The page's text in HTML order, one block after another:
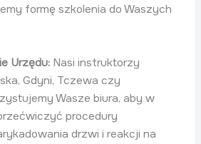
formę szkolenia do Waszych
Urzędu:Nasi instruktorzy
Gdyni, Tczewa czy
Wasze biura, aby w
procedury
drzwi i reakcji na